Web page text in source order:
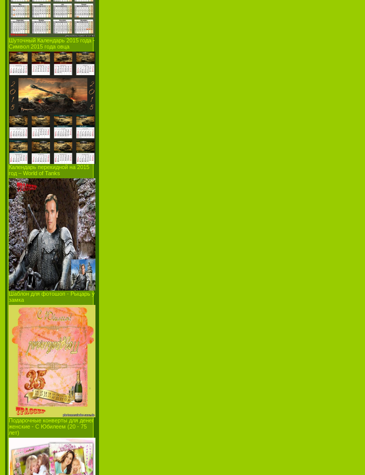
Шуточный Календарь 2015 года -
Символ 2015 года овца
Календарь перекидной на 2015
год – World of Tanks
Шаблон для фотошоп - Рыцарь у
замка
Подарочные конверты для денег
женские - С Юбилеем (20 - 75
лет)